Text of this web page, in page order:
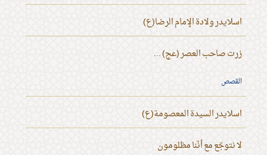
اسلايدر ولادة الإمام الرضا(ع)
زرت صاحب العصر (عج) ...
القصص
اسلايدر السيدة المعصومة(ع)
لا نتوجّع مع أنّنا مظلومون